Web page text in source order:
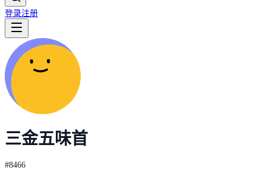
登录注册
三金五味首
#8466